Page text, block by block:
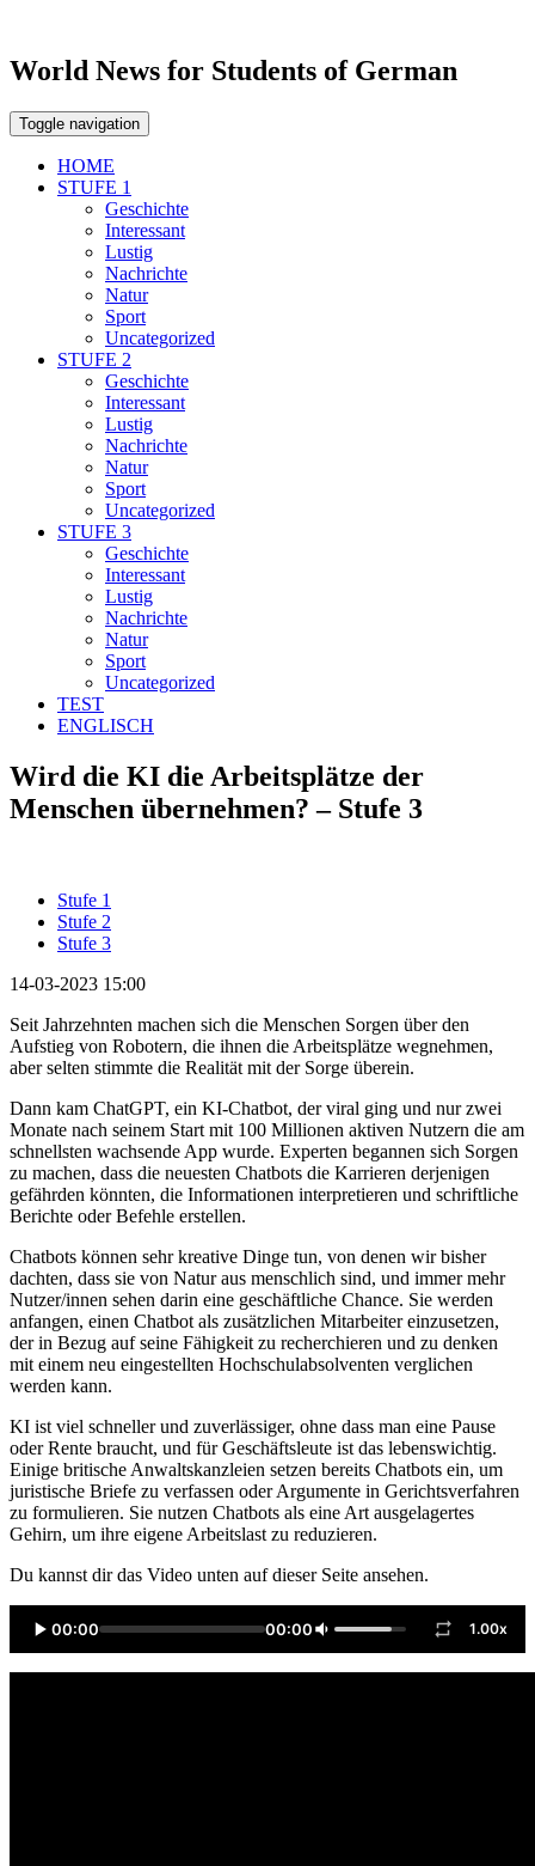
World News for Students of German
Toggle navigation
HOME
STUFE 1
Geschichte
Interessant
Lustig
Nachrichte
Natur
Sport
Uncategorized
STUFE 2
Geschichte
Interessant
Lustig
Nachrichte
Natur
Sport
Uncategorized
STUFE 3
Geschichte
Interessant
Lustig
Nachrichte
Natur
Sport
Uncategorized
TEST
ENGLISCH
Wird die KI die Arbeitsplätze der
Menschen übernehmen? – Stufe 3
Stufe 1
Stufe 2
Stufe 3
14-03-2023 15:00
Seit Jahrzehnten machen sich die Menschen Sorgen über den
Aufstieg von Robotern, die ihnen die Arbeitsplätze wegnehmen,
aber selten stimmte die Realität mit der Sorge überein.
Dann kam ChatGPT, ein KI-Chatbot, der viral ging und nur zwei
Monate nach seinem Start mit 100 Millionen aktiven Nutzern die am
schnellsten wachsende App wurde. Experten begannen sich Sorgen
zu machen, dass die neuesten Chatbots die Karrieren derjenigen
gefährden könnten, die Informationen interpretieren und schriftliche
Berichte oder Befehle erstellen.
Chatbots können sehr kreative Dinge tun, von denen wir bisher
dachten, dass sie von Natur aus menschlich sind, und immer mehr
Nutzer/innen sehen darin eine geschäftliche Chance. Sie werden
anfangen, einen Chatbot als zusätzlichen Mitarbeiter einzusetzen,
der in Bezug auf seine Fähigkeit zu recherchieren und zu denken
mit einem neu eingestellten Hochschulabsolventen verglichen
werden kann.
KI ist viel schneller und zuverlässiger, ohne dass man eine Pause
oder Rente braucht, und für Geschäftsleute ist das lebenswichtig.
Einige britische Anwaltskanzleien setzen bereits Chatbots ein, um
juristische Briefe zu verfassen oder Argumente in Gerichtsverfahren
zu formulieren. Sie nutzen Chatbots als eine Art ausgelagertes
Gehirn, um ihre eigene Arbeitslast zu reduzieren.
Du kannst dir das Video unten auf dieser Seite ansehen.
00:00 00:00 1.00x